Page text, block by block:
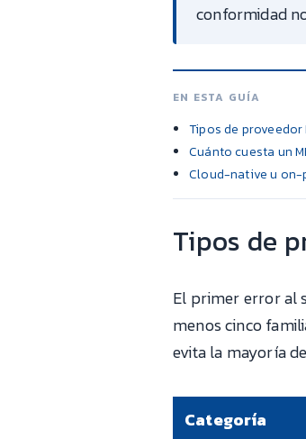
conformidad
EN ESTA GUÍA
Tipos de proveedor
Cuánto cuesta un
Cloud-native u on-
Tipos de
El primer error al
menos cinco
evita la mayoría
Categoría